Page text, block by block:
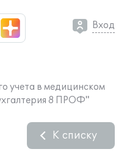
Вход
учета в медицинском
8 ПРОФ"
К списку